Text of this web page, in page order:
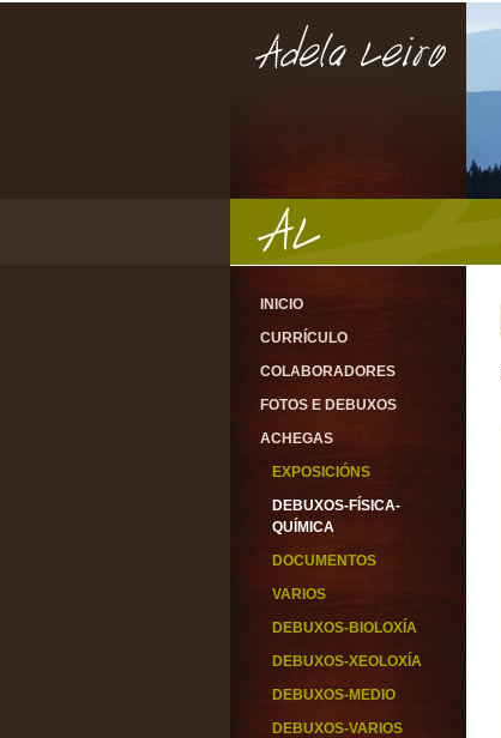
INICIO
CURRÍCULO
COLABORADORES
FOTOS E DEBUXOS
ACHEGAS
EXPOSICIÓNS
DEBUXOS-FÍSICA-
QUÍMICA
DOCUMENTOS
VARIOS
DEBUXOS-BIOLOXÍA
DEBUXOS-XEOLOXÍA
DEBUXOS-MEDIO
DEBUXOS-VARIOS